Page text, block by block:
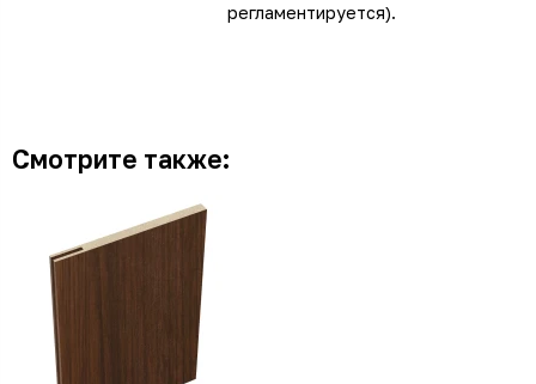
регламентируется).
Смотрите также: